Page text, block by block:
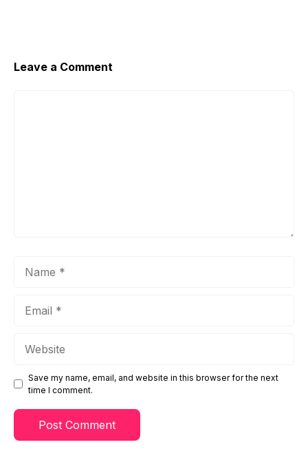
Leave a Comment
Save my name, email, and website in this browser for the next
time I comment.